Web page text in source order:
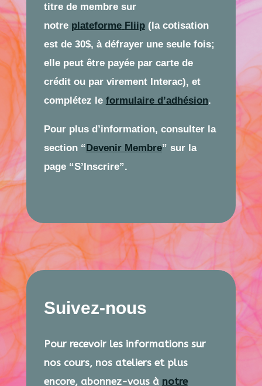
titre de membre sur
notre plateforme Fliip (la cotisation
est de 30$, à défrayer une seule fois;
elle peut être payée par carte de
crédit ou par virement Interac), et
complétez le formulaire d’adhésion.
Pour plus d’information, consulter la
section “Devenir Membre” sur la
page “S’Inscrire”.
Suivez-nous
Pour recevoir les informations sur
nos cours, nos ateliers et plus
encore, abonnez-vous à notre